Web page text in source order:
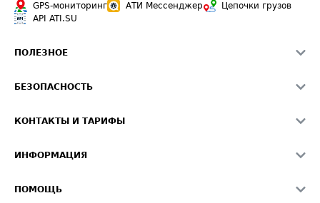
GPS-мониторинг
АТИ Мессенджер
Цепочки грузов
API ATI.SU
ПОЛЕЗНОЕ
Звезды ATI.SU на вашем сайте
Средние ставки
БЕЗОПАСНОСТЬ
Светофор+
О формировании Паспорта
КОНТАКТЫ И ТАРИФЫ
Реклама на сайте
ИНФОРМАЦИЯ
ПОМОЩЬ